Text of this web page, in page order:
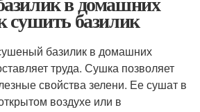
сушить базилик
базилик в домашних
труда. Сушка позволяет
свойства зелени. Ее сушат в
воздухе или в